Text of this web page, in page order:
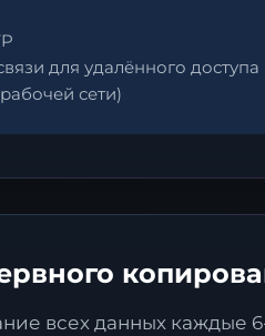
для удалённого доступа
сети)
всех данных каждые
Отправить заявку